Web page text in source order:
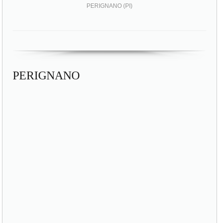
PERIGNANO (PI)
PERIGNANO